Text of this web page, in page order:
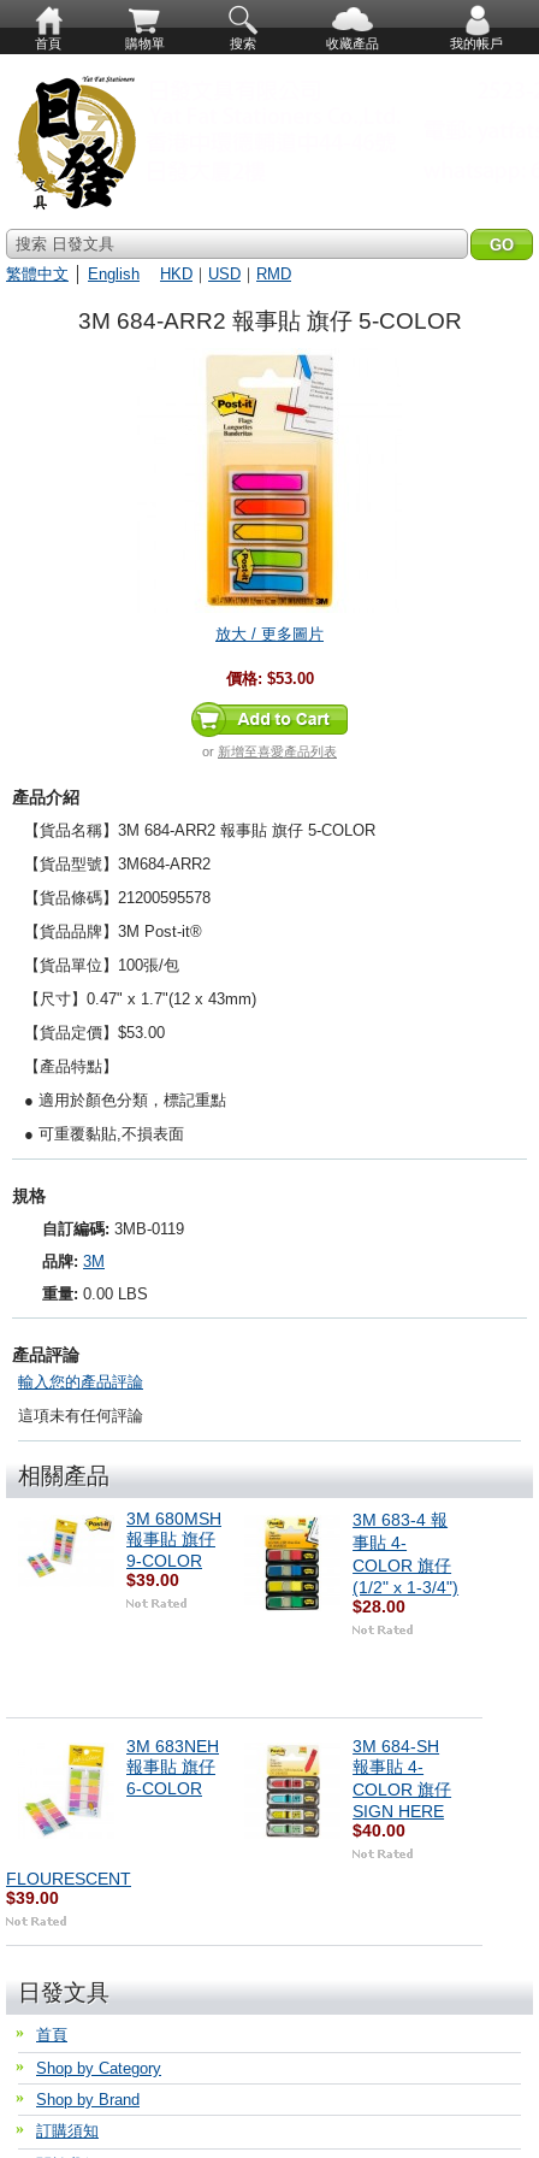
首頁 購物單 搜索 收藏產品 我的帳戶
搜索 日發文具
繁體中文
English HKD ｜ USD ｜ RMD
3M 684-ARR2 報事貼 旗仔 5-COLOR
放大 / 更多圖片
價格: $53.00
or 新增至喜愛產品列表
產品介紹
【貨品名稱】3M 684-ARR2 報事貼 旗仔 5-COLOR
【貨品型號】3M684-ARR2
【貨品條碼】21200595578
【貨品品牌】3M Post-it®
【貨品單位】100張/包
【尺寸】0.47" x 1.7"(12 x 43mm)
【貨品定價】$53.00
【產品特點】
● 適用於顏色分類，標記重點
● 可重覆黏貼,不損表面
規格
自訂編碼: 3MB-0119
品牌: 3M
重量: 0.00 LBS
產品評論
輸入您的產品評論
這項未有任何評論
相關產品
3M 680MSH
報事貼 旗仔
9-COLOR
$39.00
3M 683-4 報
事貼 4-
COLOR 旗仔
(1/2" x 1-3/4")
$28.00
3M 683NEH
報事貼 旗仔
6-COLOR
FLOURESCENT
$39.00
3M 684-SH
報事貼 4-
COLOR 旗仔
SIGN HERE
$40.00
日發文具
首頁
Shop by Category
Shop by Brand
訂購須知